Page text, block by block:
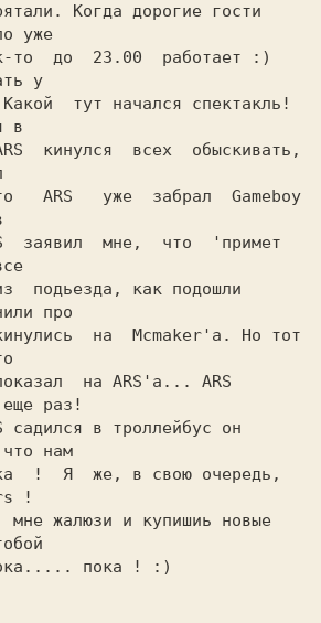
Когда дорогие гости
уже
то  до  23.00  работает :)
у
тут начался спектакль!
в
кинулся  всех  обыскивать,
ARS   уже  забрал  Gameboy
заявил  мне,  что  'примет
подьезда, как подошли
про
на  Mcmaker'а. Но тот
на ARS'а... ARS
раз!
садился в троллейбус он
нам
!  Я  же, в свою очередь,
!
мне жалюзи и купишиь новые
пока ! :)